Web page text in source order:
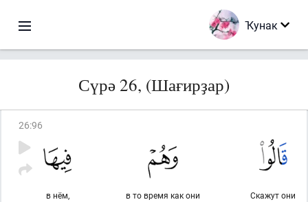
Ҡунак
Сүрә 26, (Шағирҙар)
26:96
Скажут они
в то время как они
в нём,